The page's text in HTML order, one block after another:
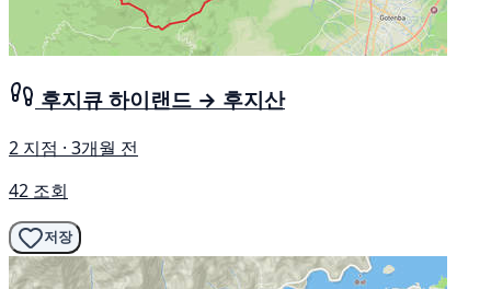
후지큐 하이랜드 → 후지산
2 지점 · 3개월 전
42 조회
저장